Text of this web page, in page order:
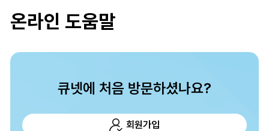
온라인 도움말
큐넷에 처음 방문하셨나요?
회원가입